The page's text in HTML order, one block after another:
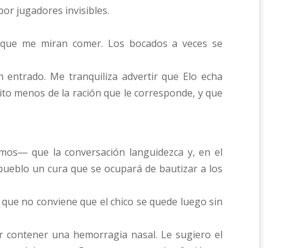
jugadores invisibles.
me miran comer. Los bocados a veces se
entrado. Me tranquiliza advertir que Elo echa
menos de la ración que le corresponde, y que
que la conversación languidezca y, en el
un cura que se ocupará de bautizar a los
no conviene que el chico se quede luego sin
una hemorragia nasal. Le sugiero el